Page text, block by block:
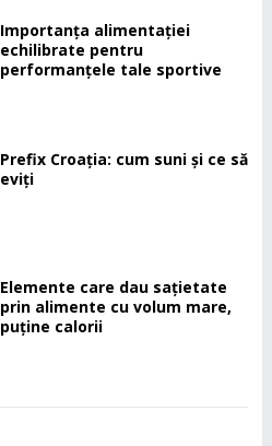
Importanța alimentației
echilibrate pentru
performanțele tale sportive
Prefix Croația: cum suni și ce să
eviți
Elemente care dau sațietate
prin alimente cu volum mare,
puține calorii